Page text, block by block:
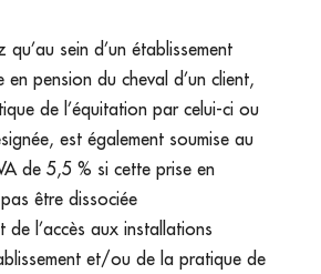
qu’au sein d’un établissement
en pension du cheval d’un client,
de l’équitation par celui-ci ou
est également soumise au
de 5,5 % si cette prise en
être dissociée
de l’accès aux installations
et/ou de la pratique de